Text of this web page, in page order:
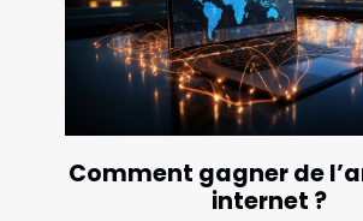
Comment gagner de
internet ?